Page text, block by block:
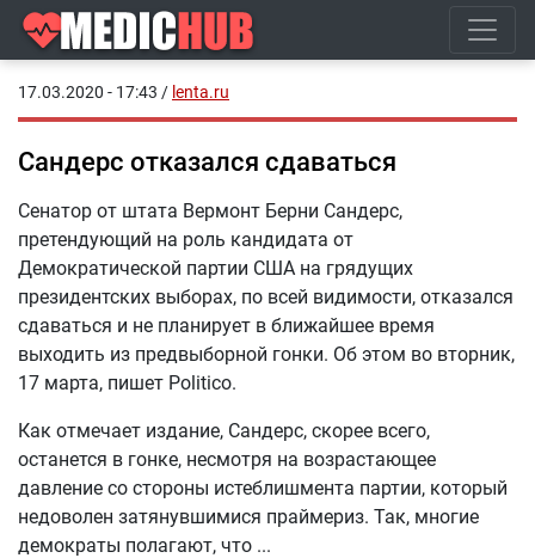
17.03.2020 - 17:43 / lenta.ru
Сандерс отказался сдаваться
Сенатор от штата Вермонт Берни Сандерс,
претендующий на роль кандидата от
Демократической партии США на грядущих
президентских выборах, по всей видимости, отказался
сдаваться и не планирует в ближайшее время
выходить из предвыборной гонки. Об этом во вторник,
17 марта, пишет Politico.
Как отмечает издание, Сандерс, скорее всего,
останется в гонке, несмотря на возрастающее
давление со стороны истеблишмента партии, который
недоволен затянувшимися праймериз. Так, многие
демократы полагают, что